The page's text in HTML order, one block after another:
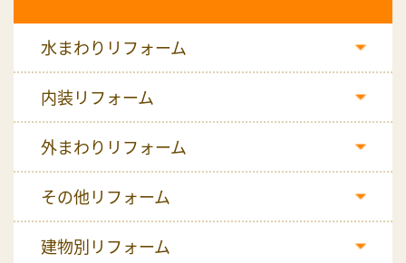
水まわりリフォーム
内装リフォーム
外まわりリフォーム
その他リフォーム
建物別リフォーム